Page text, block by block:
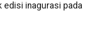
edisi inagurasi pada